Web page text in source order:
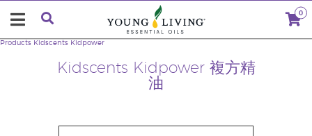
0
Kidscents Kidpower 複方精
油
Products Kidscents Kidpower